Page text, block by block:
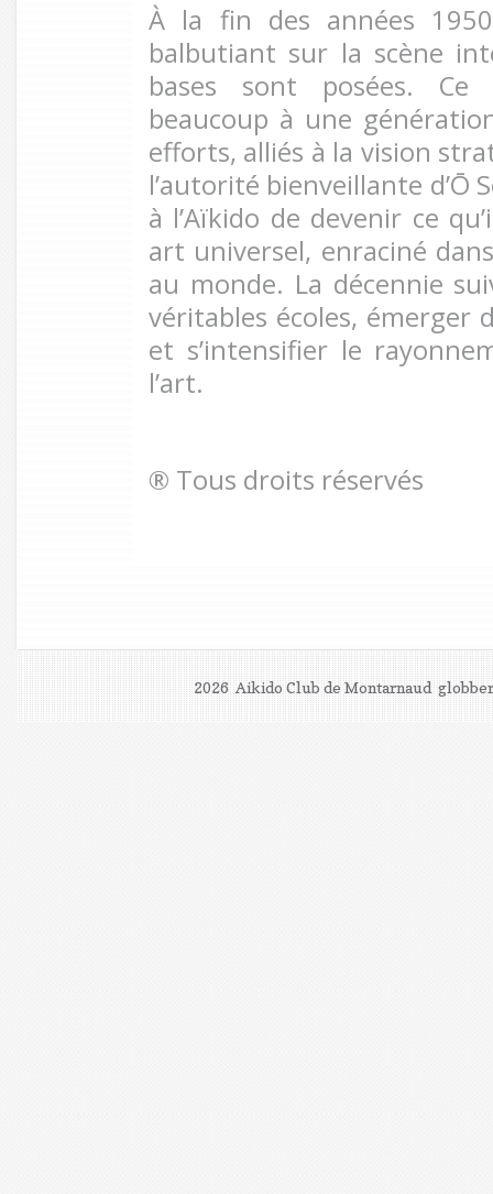
À la fin des années
balbutiant sur la scène
bases sont posées. Ce
beaucoup à une
efforts, alliés à la vision
l’autorité bienveillante d’Ō
à l’Aïkido de devenir ce
art universel, enraciné
au monde. La décennie
véritables écoles, émerger
et s’intensifier le
l’art.
® Tous droits réservés
2026 Aikido Club de Montarnaud